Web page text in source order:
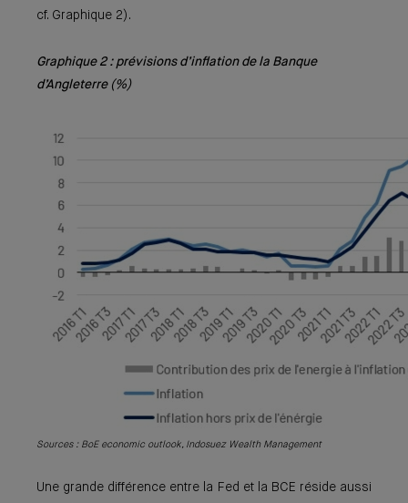
cf. Graphique 2).
Graphique 2 : prévisions d’inflation de la Banque
d’Angleterre (%)
Sources : BoE economic outlook, Indosuez Wealth Management
Une grande différence entre la Fed et la BCE réside aussi